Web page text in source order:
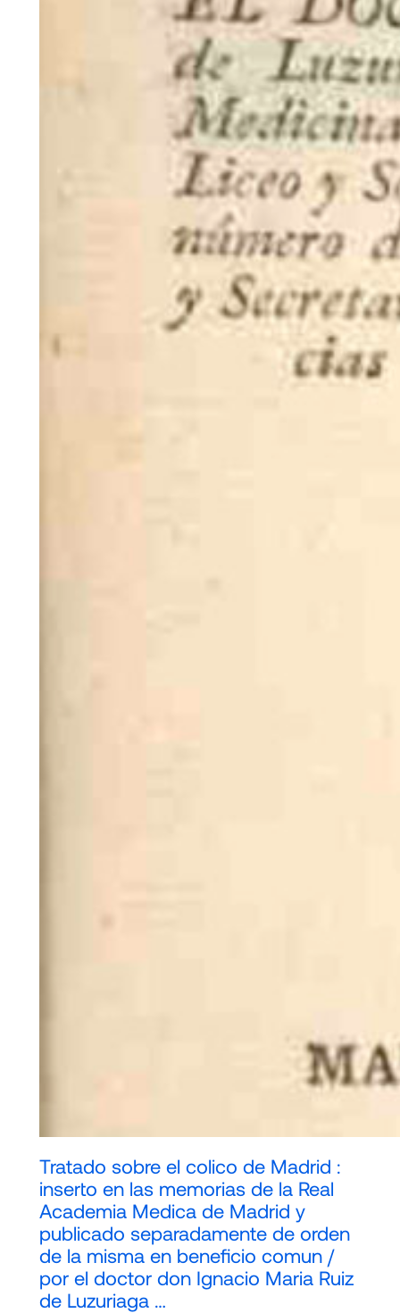
Tratado sobre el colico de Madrid :
inserto en las memorias de la Real
Academia Medica de Madrid y
publicado separadamente de orden
de la misma en beneficio comun /
por el doctor don Ignacio Maria Ruiz
de Luzuriaga …